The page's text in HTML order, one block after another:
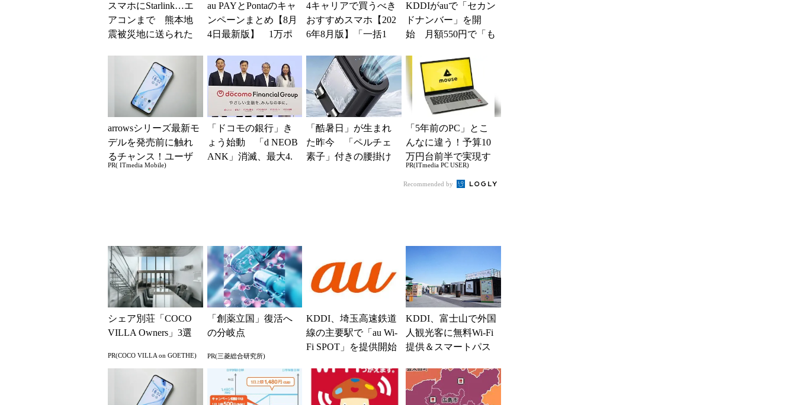
スマホにStarlink…エ
アコンまで 熊本地
震被災地に送られた
au PAYとPontaのキャ
ンペーンまとめ【8月
4日最新版】 1万ポ
0％還元あ...
4キャリアで買うべき
おすすめスマホ【202
6年8月版】「一括1
得なiPhone／...
KDDIがauで「セカン
ドナンバー」を開
始 月額550円で「も
arrowsシリーズ最新モ
デルを発売前に触れ
るチャンス！ユーザ
ー座談会開催
PR( ITmedia Mobile)
「ドコモの銀行」き
ょう始動 「d NEOB
ANK」消滅、最大4.
「酷暑日」が生まれ
た昨今 「ペルチェ
素子」付きの腰掛け
「5年前のPC」とこ
んなに違う！予算10
万円台前半で実現す
る快適PCライフ
PR(ITmedia PC USER)
Recommended by
シェア別荘「COCO
VILLA Owners」3選
PR(COCO VILLA on GOETHE)
「創薬立国」復活へ
の分岐点
PR(三菱総合研究所)
KDDI、埼玉高速鉄道
線の主要駅で「au Wi-
Fi SPOT」を提供開始
KDDI、富士山で外国
人観光客に無料Wi-Fi
提供＆スマートパス
キャンディプレゼ
ン...